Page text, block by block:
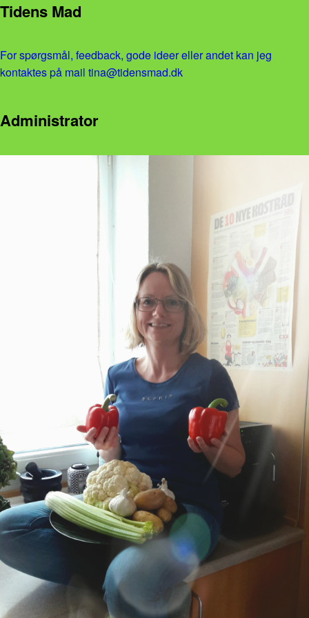
Tidens Mad
For spørgsmål, feedback, gode ideer eller andet kan jeg
kontaktes på mail tina@tidensmad.dk
Administrator